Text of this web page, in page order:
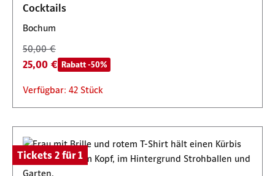
Verfügbar: 88 Stück
Cocktails
Bochum
50,00 €
25,00 € Rabatt -50%
Verfügbar: 42 Stück
Tickets 2 für 1